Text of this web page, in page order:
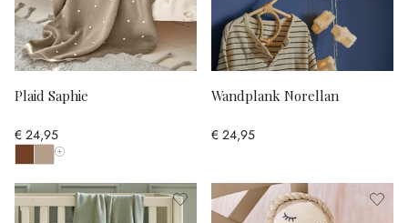
Plaid Saphie
€ 24,95
Toon alle kleuren
Wandplank Norellan
€ 24,95